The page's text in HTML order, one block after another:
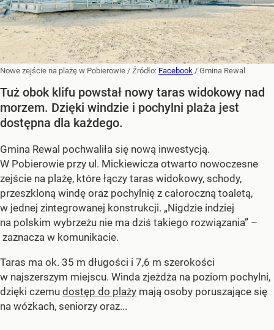
Nowe zejście na plażę w Pobierowie / Źródło: Facebook / Gmina Rewal
Tuż obok klifu powstał nowy taras widokowy nad
morzem. Dzięki windzie i pochylni plaża jest
dostępna dla każdego.
Gmina Rewal pochwaliła się nową inwestycją.
W Pobierowie przy ul. Mickiewicza otwarto nowoczesne
zejście na plażę, które łączy taras widokowy, schody,
przeszkloną windę oraz pochylnię z całoroczną toaletą,
w jednej zintegrowanej konstrukcji. „Nigdzie indziej
na polskim wybrzeżu nie ma dziś takiego rozwiązania” –
zaznacza w komunikacie.
Taras ma ok. 35 m długości i 7,6 m szerokości
w najszerszym miejscu. Winda zjeżdża na poziom pochylni,
dzięki czemu dostęp do plaży mają osoby poruszające się
na wózkach, seniorzy oraz...